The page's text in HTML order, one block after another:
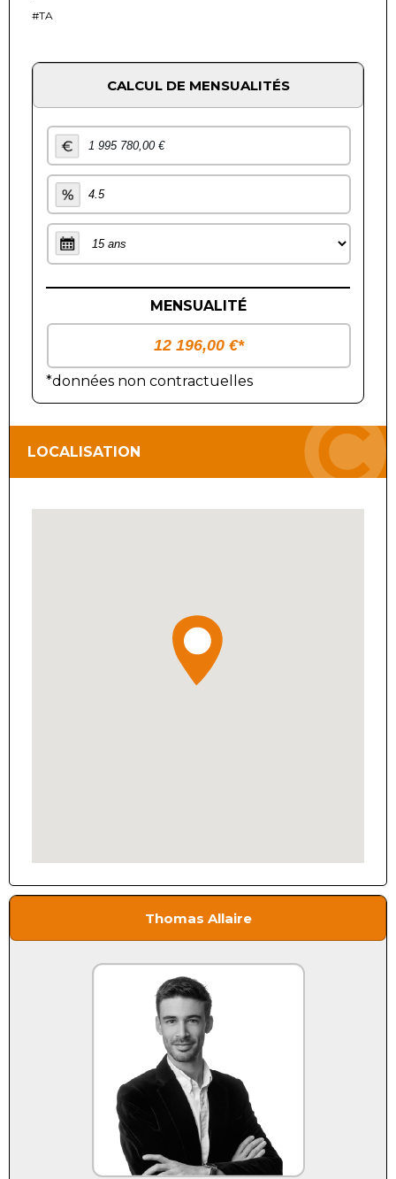
#TA
CALCUL DE MENSUALITÉS
MENSUALITÉ
*données non contractuelles
LOCALISATION
Thomas Allaire